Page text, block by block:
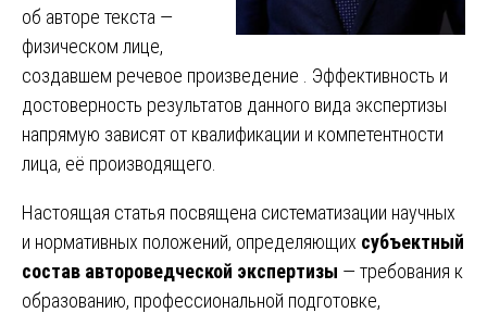
об авторе текста —
физическом лице,
создавшем речевое произведение . Эффективность и
достоверность результатов данного вида экспертизы
напрямую зависят от квалификации и компетентности
лица, её производящего.
Настоящая статья посвящена систематизации научных
и нормативных положений, определяющих субъектный
состав автороведческой экспертизы — требования к
образованию, профессиональной подготовке,